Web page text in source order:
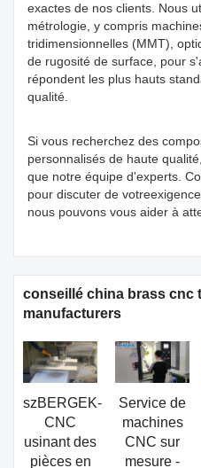
exactes de nos clients. Nous
métrologie, y compris
tridimensionnelles (MMT),
de rugosité de surface, pour
répondent les plus hauts
qualité.
Si vous recherchez des
personnalisés de haute
que notre équipe d'experts.
pour discuter de
nous pouvons vous aider à
conseillé china brass cnc
manufacturers
szBERGEK-
CNC
usinant des
pièces en
Service de
machines
CNC sur
mesure -